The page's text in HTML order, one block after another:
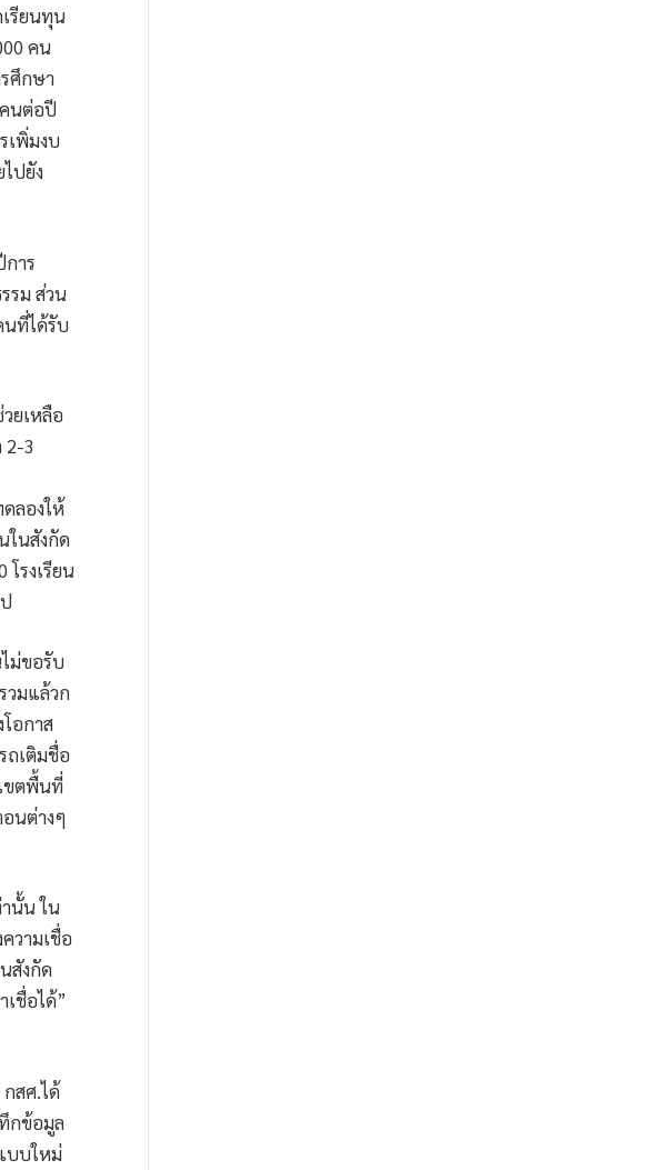
รียนทุน
คน
ศึกษา
นต่อปี
เพิ่มงบ
ปยัง
าร
รม ส่วน
ที่ได้รับ
ยเหลือ
2-3
ลองให้
ในสังกัด
รงเรียน
ม่ขอรับ
วมแล้วก
อกาส
ถเติมชื่อ
ขตพื้นที่
นต่างๆ
นั้น ใน
วามเชื่อ
สังกัด
ชื่อได้”
สศ.ได้
กข้อมูล
บบใหม่